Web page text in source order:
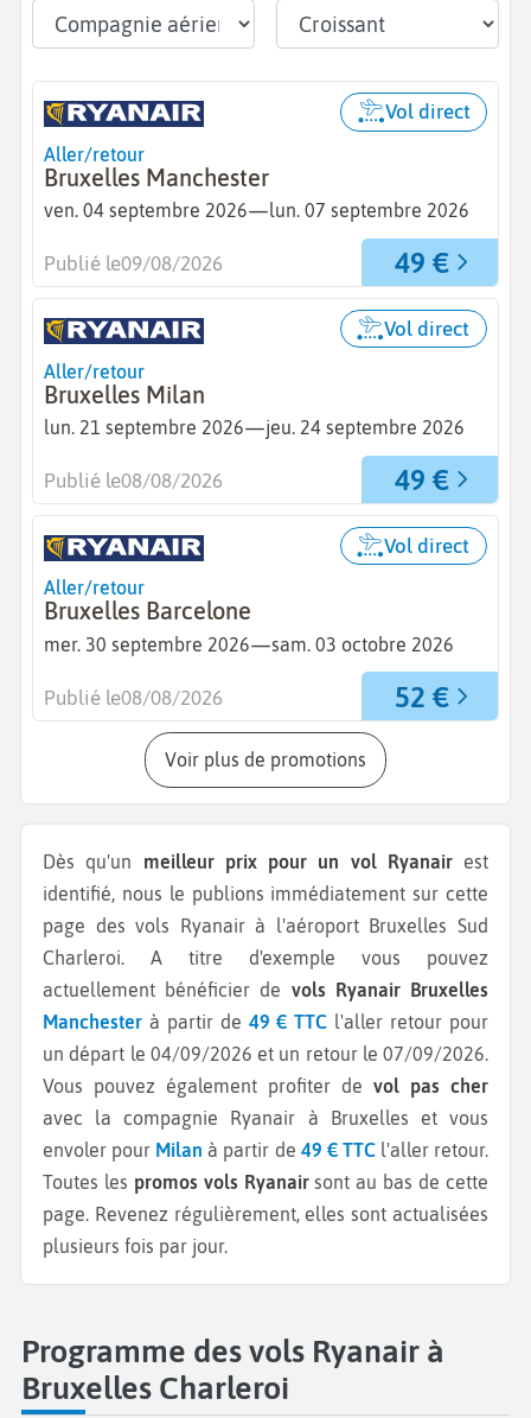
Aller/retour
Bruxelles Manchester
ven. 04 septembre 2026—lun. 07 septembre 2026
Vol direct
49 €
Publié le09/08/2026
Aller/retour
Bruxelles Milan
lun. 21 septembre 2026—jeu. 24 septembre 2026
Vol direct
49 €
Publié le08/08/2026
Aller/retour
Bruxelles Barcelone
mer. 30 septembre 2026—sam. 03 octobre 2026
Vol direct
52 €
Publié le08/08/2026
Voir plus de promotions
Dès qu'un meilleur prix pour un vol Ryanairest
identifié, nous le publions immédiatement sur cette
page des vols Ryanair à l'aéroport Bruxelles Sud
Charleroi. A titre d'exemple vous pouvez
actuellement bénéficier de vols Ryanair Bruxelles
Manchester à partir de 49 € TTC l'aller retour pour
un départ le 04/09/2026 et un retour le 07/09/2026.
Vous pouvez également profiter de vol pas cher
avec la compagnie Ryanair à Bruxelles et vous
envoler pour Milan à partir de 49 € TTCl'aller retour.
Toutes les promos vols Ryanairsont au bas de cette
page. Revenez régulièrement, elles sont actualisées
plusieurs fois par jour.
Programme des vols Ryanair à
Bruxelles Charleroi